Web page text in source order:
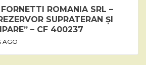
ROMANIA SRL –
SUPRATERAN ȘI
– CF 400237
AGO